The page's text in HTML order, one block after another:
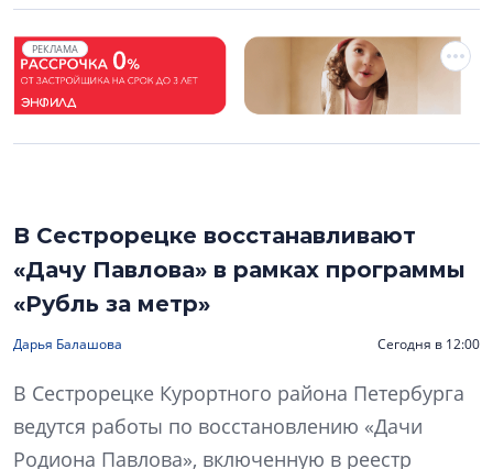
РЕКЛАМА
В Сестрорецке восстанавливают
«Дачу Павлова» в рамках программы
«Рубль за метр»
Дарья Балашова Сегодня в 12:00
В Сестрорецке Курортного района Петербурга
ведутся работы по восстановлению «Дачи
Родиона Павлова», включенную в реестр